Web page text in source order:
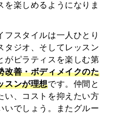
を楽しめるようになりま
フスタイルは一人ひとり
タジオ、そしてレッスン
がピラティスを楽しむ第
改善・ボディメイクのた
スンが理想です。仲間と
い、コストを抑えたい方
いでしょう。またグルー